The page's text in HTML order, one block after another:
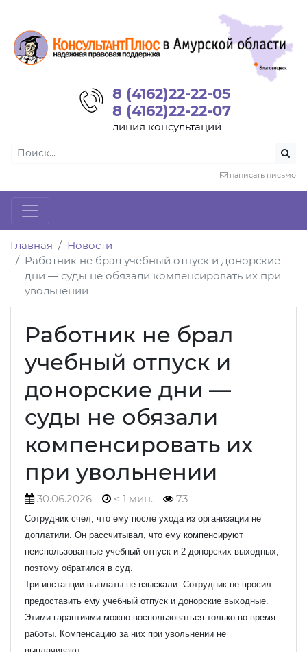
8 (4162)22-22-05
8 (4162)22-22-07
линия консультаций
написать письмо
Главная
Новости
Работник не брал учебный отпуск и донорские
дни — суды не обязали компенсировать их при
увольнении
Работник не брал
учебный отпуск и
донорские дни —
суды не обязали
компенсировать их
при увольнении
30.06.2026 < 1 мин. 73
Сотрудник счел, что ему после ухода из организации не
доплатили. Он рассчитывал, что ему компенсируют
неиспользованные учебный отпуск и 2 донорских выходных,
поэтому обратился в суд.
Три инстанции выплаты не взыскали. Сотрудник не просил
предоставить ему учебный отпуск и донорские выходные.
Этими гарантиями можно воспользоваться только во время
работы. Компенсацию за них при увольнении не